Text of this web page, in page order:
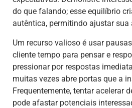
do que falando; esse equilíbrio
autêntica, permitindo ajustar sua
Um recurso valioso é usar
cliente tempo para pensar e
pressionar por respostas
muitas vezes abre portas que a
Frequentemente, tentar acelerar
pode afastar potenciais